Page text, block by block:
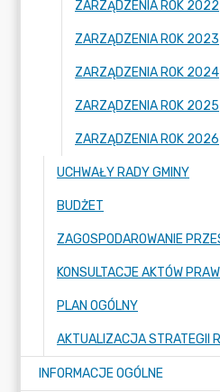
ZARZĄDZENIA ROK 2022
ZARZĄDZENIA ROK 2023
ZARZĄDZENIA ROK 2024
ZARZĄDZENIA ROK 2025
ZARZĄDZENIA ROK 2026
UCHWAŁY RADY GMINY
BUDŻET
PLAN OGÓLNY
INFORMACJE OGÓLNE